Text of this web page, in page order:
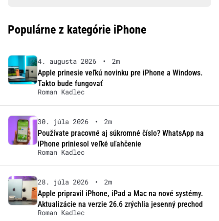
Populárne z kategórie iPhone
4. augusta 2026 •
2m
Apple prinesie veľkú novinku pre iPhone a Windows.
Takto bude fungovať
Roman Kadlec
30. júla 2026 •
2m
Používate pracovné aj súkromné číslo? WhatsApp na
iPhone priniesol veľké uľahčenie
Roman Kadlec
28. júla 2026 •
2m
Apple pripravil iPhone, iPad a Mac na nové systémy.
Aktualizácie na verzie 26.6 zrýchlia jesenný prechod
Roman Kadlec